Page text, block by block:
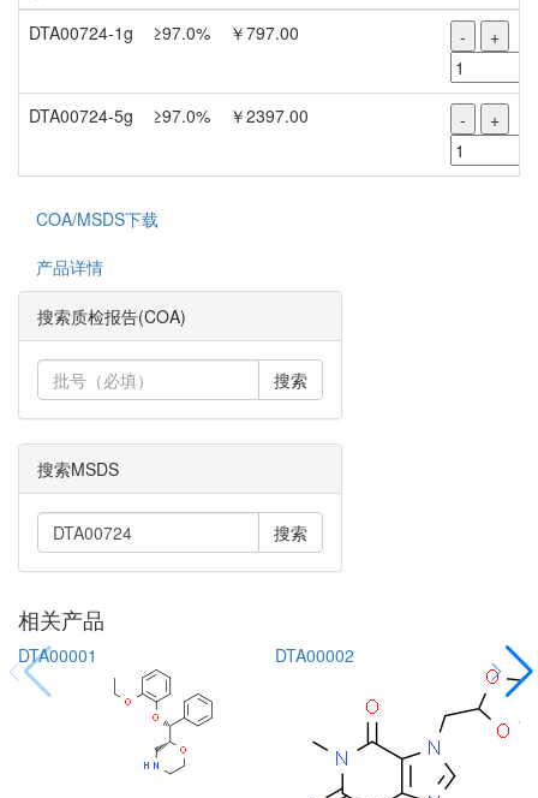
DTA00724-1g
≥97.0% ￥797.00 - +
DTA00724-5g ≥97.0% ￥2397.00 - +
COA/MSDS下载
产品详情
搜索质检报告(COA)
搜索
搜索MSDS
搜索
相关产品
DTA00001 DTA00002